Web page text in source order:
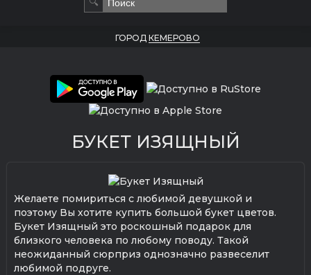
ГОРОД КЕМЕРОВО
БУКЕТ ИЗЯЩНЫЙ
Желаете помириться с любимой девушкой и
поэтому Вы хотите купить большой букет цветов.
Букет Изящный это роскошный подарок для
близкого человека по любому поводу. Такой
неожиданный сюрприз однозначно развеселит
любимой подруге.